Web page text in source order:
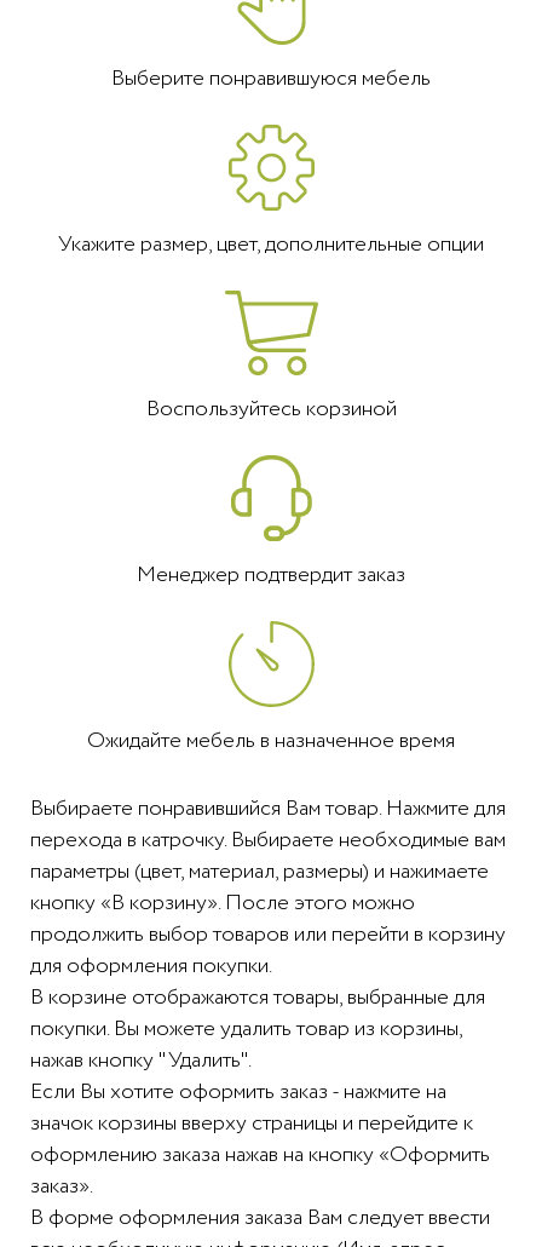
Выберите понравившуюся мебель
Укажите размер, цвет, дополнительные опции
Воспользуйтесь корзиной
Менеджер подтвердит заказ
Ожидайте мебель в назначенное время
Выбираете понравившийся Вам товар. Нажмите для
перехода в катрочку. Выбираете необходимые вам
параметры (цвет, материал, размеры) и нажимаете
кнопку «В корзину». После этого можно
продолжить выбор товаров или перейти в корзину
для оформления покупки.
В корзине отображаются товары, выбранные для
покупки. Вы можете удалить товар из корзины,
нажав кнопку "Удалить".
Если Вы хотите оформить заказ - нажмите на
значок корзины вверху страницы и перейдите к
оформлению заказа нажав на кнопку «Оформить
заказ».
В форме оформления заказа Вам следует ввести